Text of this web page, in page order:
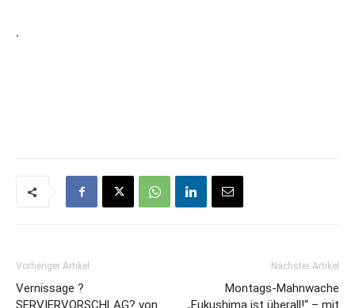
.
Vorheriger Artikel
Vernissage ?
SERVIERVORSCHLAG? von
Nächster Artikel
Montags-Mahnwache
„Fukushima ist überall!“ – mit